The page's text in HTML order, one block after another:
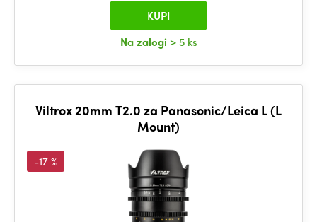
Na zalogi > 5 ks
KUPI
Viltrox 20mm T2.0 za Panasonic/Leica L (L
Mount)
-17 %